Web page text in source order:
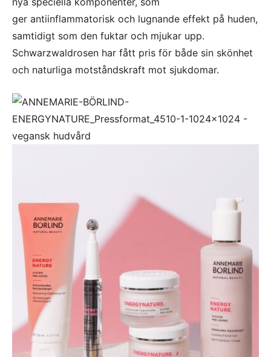
ger antiinflammatorisk och lugnande effekt på huden,
samtidigt som den fuktar och mjukar upp.
Schwarzwaldrosen har fått pris för både sin skönhet
och naturliga motståndskraft mot sjukdomar.